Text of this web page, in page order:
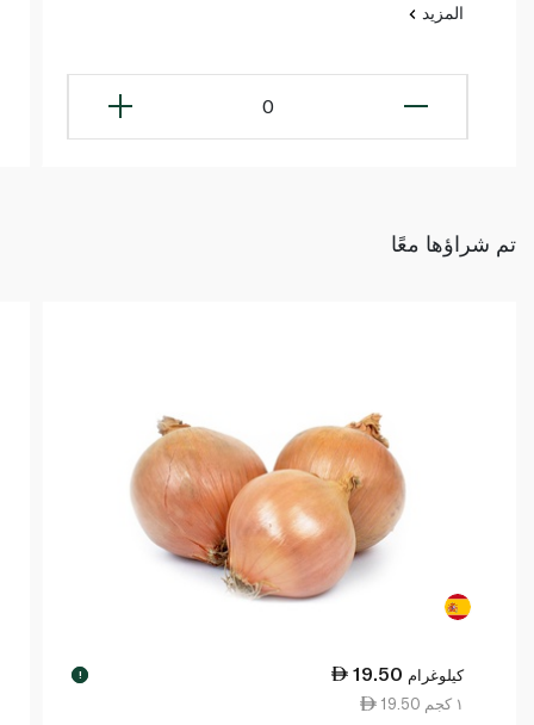
المزيد
0
تم شراؤها معًا
19.50 كيلوغرام !
19.50 ١ كجم